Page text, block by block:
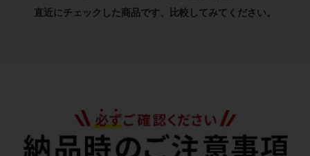
直近にチェックした商品です、比較してみてください。